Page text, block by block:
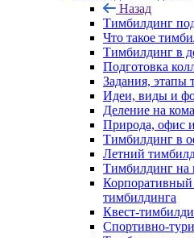
Назад
Тимбилдинг
Что такое
Тимбилдинг в
Подготовка
Задания, этапы
Идеи, виды и
Деление на
Природа, офис
Тимбилдинг в
Летний
Тимбилдинг на
тимбилдинга
Квест-
Спортивно-